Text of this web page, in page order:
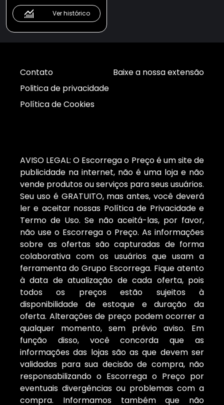
Ver histórico
Contato
Politica de privacidade
Política de Cookies
Baixe a nossa extensão
AVISO LEGAL: O Escorrega o Preço é um site de
publicidade na internet, não é uma loja e não
vende produtos ou serviços para seus usuários.
Seu uso é GRATUITO, mas antes, você deverá
ler e aceitar nossas Política de Privacidade e
Termo de Uso. Se não aceitá-las, por favor,
não use o Escorrega o Preço. As informações
sobre as ofertas são capturadas de forma
colaborativa com os usuários que usam a
ferramenta do Grupo Escorrega. Fique atento
à data de atualização de cada oferta, pois
todos os preços estão sujeitos à
disponibilidade de estoque e duração da
oferta. Alterações de preço podem ocorrer a
qualquer momento, sem prévio aviso. Em
função disso, você concorda que as
informações das lojas são as que devem ser
validadas para sua decisão de compra, não
responsabilizando o Escorrega o Preço por
eventuais divergências ou problemas com a
compra. Informamos também que não